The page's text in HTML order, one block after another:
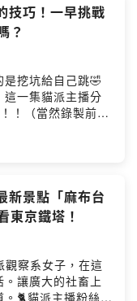
餵食貓派主
by
技巧！一早挑戰
？
挖坑給自己跳🤣
一集貓派主播分
！（當然錄製前有
，屬於貓派觀察
profile.php?
餵食貓派主
by
新景點「麻布台
東京鐵塔！
觀察系女子，在這
讓廣大的社畜上
🐈貓派主播粉絲團